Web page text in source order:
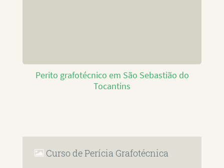
Perito grafotécnico em São Sebastião do
Tocantins
Curso de Perícia Grafotécnica